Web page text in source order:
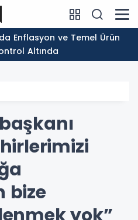
Altında
bize